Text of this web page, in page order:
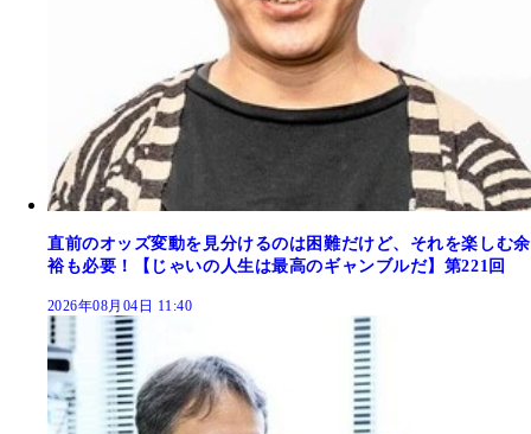
直前のオッズ変動を見分けるのは困難だけど、それを楽しむ余
裕も必要！【じゃいの人生は最高のギャンブルだ】第221回
2026年08月04日 11:40